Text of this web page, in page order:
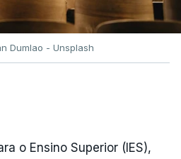
Dumlao - Unsplash
o Ensino Superior (IES),